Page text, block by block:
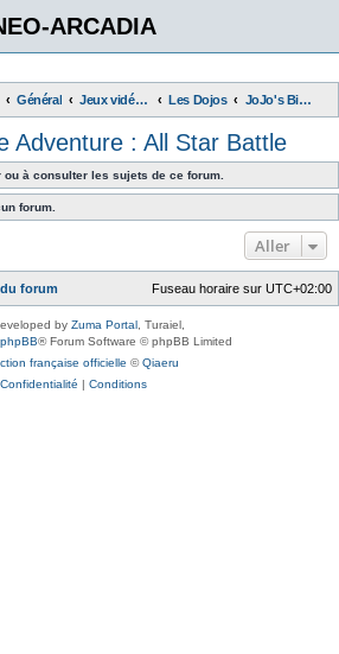
ARCADIA
Général Jeux vidéo d'arcade Les Dojos JoJo's Bizarre Adventure : All Star Battle
Adventure : All Star Battle
à consulter les sujets de ce forum.
forum.
Aller
forum Fuseau horaire sur UTC+02:00
by Zuma Portal , Turaiel,
phpBB® Forum Software © phpBB Limited
française officielle ©Qiaeru
Confidentialité | Conditions